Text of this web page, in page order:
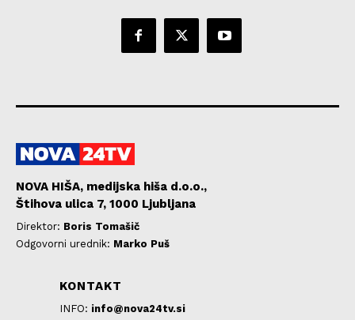
NOVA HIŠA, medijska hiša d.o.o.,
Štihova ulica 7, 1000 Ljubljana
Direktor: Boris Tomašič
Odgovorni urednik: Marko Puš
KONTAKT
INFO: info@nova24tv.si